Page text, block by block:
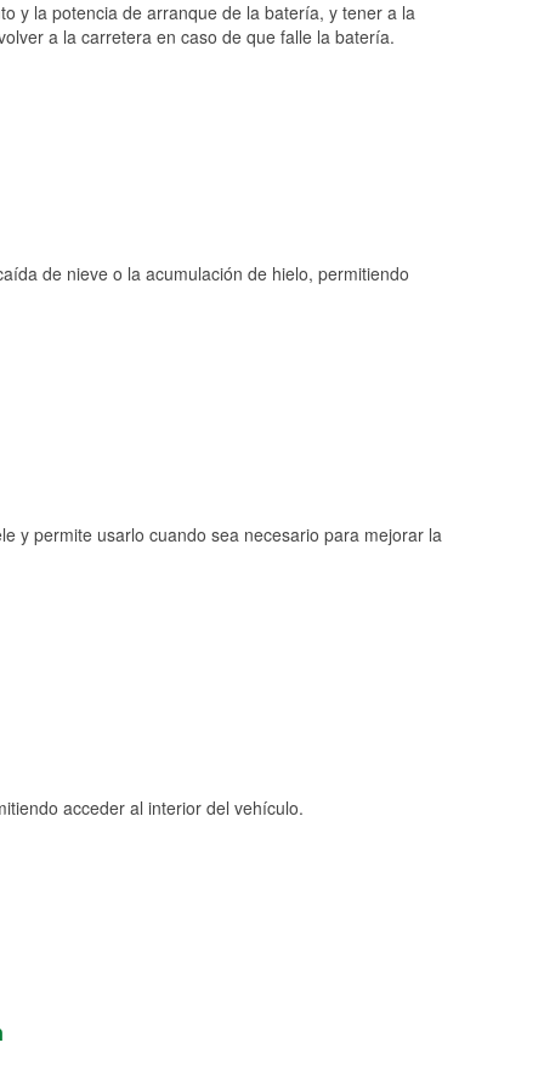
americana (Lenguaje americano de
y la potencia de arranque de la batería, y tener a la
a la carretera en caso de que falle la batería.
de nieve o la acumulación de hielo, permitiendo
y permite usarlo cuando sea necesario para mejorar la
acceder al interior del vehículo.